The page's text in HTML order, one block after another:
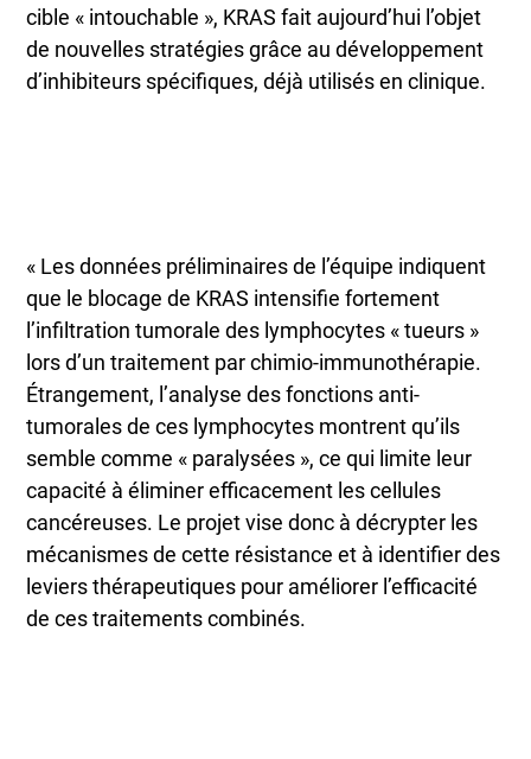
cible « intouchable », KRAS fait aujourd’hui l’objet
de nouvelles stratégies grâce au développement
d’inhibiteurs spécifiques, déjà utilisés en clinique.
« Les données préliminaires de l’équipe indiquent
que le blocage de KRAS intensifie fortement
l’infiltration tumorale des lymphocytes « tueurs »
lors d’un traitement par chimio-immunothérapie.
Étrangement, l’analyse des fonctions anti-
tumorales de ces lymphocytes montrent qu’ils
semble comme « paralysées », ce qui limite leur
capacité à éliminer efficacement les cellules
cancéreuses. Le projet vise donc à décrypter les
mécanismes de cette résistance et à identifier des
leviers thérapeutiques pour améliorer l’efficacité
de ces traitements combinés.